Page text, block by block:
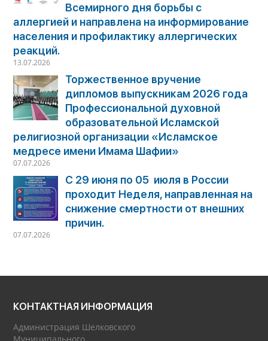
Всемирного дня борьбы с
аллергией и направлена на информирование
населения и профилактику аллергических
реакций.
13.07.2026
Торжественное вручение
дипломов выпускникам 2026 года
Профессиональной духовной
образовательной Исламской
религиозной организации «Исламское
медресе имени Имама Шафии»
07.07.2026
С 29 июня по 05 июля в России
проходит Неделя, направленная на
снижение смертности от внешних
причин.
07.07.2026
КОНТАКТНАЯ ИНФОРМАЦИЯ
Администрация Шелковского